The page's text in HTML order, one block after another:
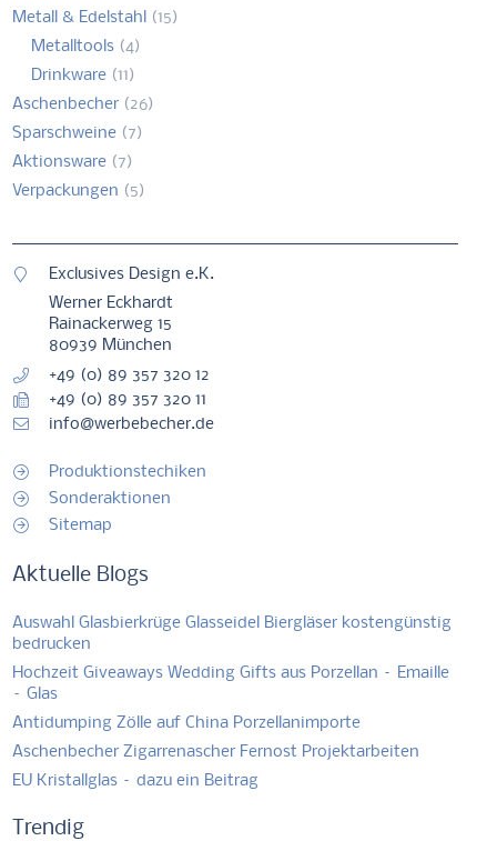
Metall & Edelstahl (15)
Metalltools (4)
Drinkware (11)
Aschenbecher (26)
Sparschweine (7)
Aktionsware (7)
Verpackungen (5)
Exclusives Design e.K.
Werner Eckhardt
Rainackerweg 15
80939 München
+49 (0) 89 357 320 12
+49 (0) 89 357 320 11
info@werbebecher.de
Produktionstechiken
Sonderaktionen
Sitemap
Aktuelle Blogs
Auswahl Glasbierkrüge Glasseidel Biergläser kostengünstig
bedrucken
Hochzeit Giveaways Wedding Gifts aus Porzellan – Emaille
– Glas
Antidumping Zölle auf China Porzellanimporte
Aschenbecher Zigarrenascher Fernost Projektarbeiten
EU Kristallglas – dazu ein Beitrag
Trendig